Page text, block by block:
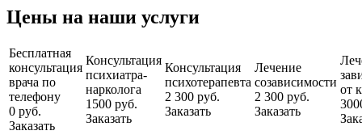
Цены на наши услуги
Бесплатная
консультация
врача по
телефону
0 руб.
Заказать
Консультация
психиатра-
нарколога
1500 руб.
Заказать
Консультация
психотерапевта
2 300 руб.
Заказать
Лечение
созависимости
2 300 руб.
Заказать
от